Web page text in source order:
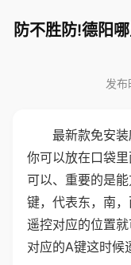
防不胜防!德阳
发
最新款免安装
你可以放在口袋
可以、重要的是
键，代表东，南
遥控对应的位置
对应的A键这时候